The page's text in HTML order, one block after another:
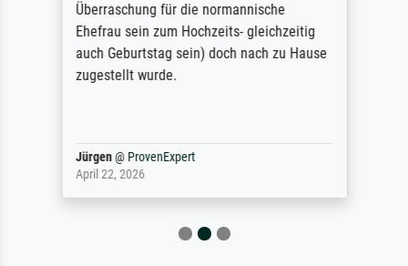
Überraschung für die normannische
Ehefrau sein zum Hochzeits- gleichzeitig
auch Geburtstag sein) doch nach zu Hause
zugestellt wurde.
Jürgen@ ProvenExpert
April 22, 2026